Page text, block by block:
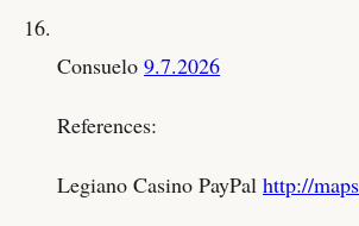
Consuelo 9.7.2026
References:
Legiano Casino PayPal http://